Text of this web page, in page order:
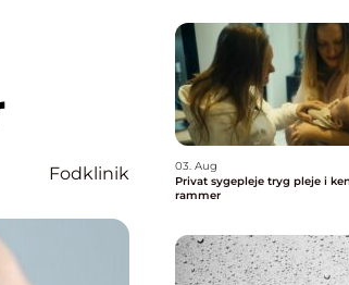
Fodklinik
03. Aug
Privat sygepleje tryg pleje i kendte
rammer